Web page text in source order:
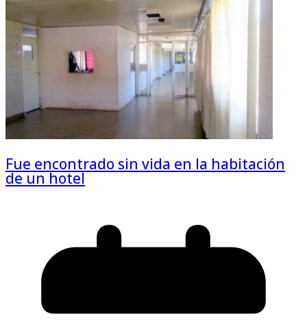
Fue encontrado sin vida en la habitación
de un hotel